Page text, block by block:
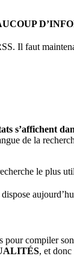
Il faut
s’affichent
de la
le plus
pour compiler
, et